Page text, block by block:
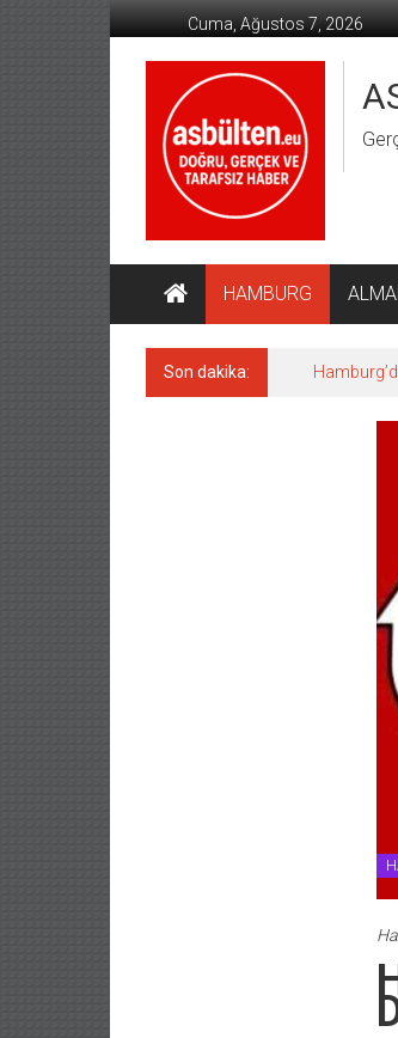
geç
Cuma, Ağustos 7, 2026
HAMBURG
Son dakika: